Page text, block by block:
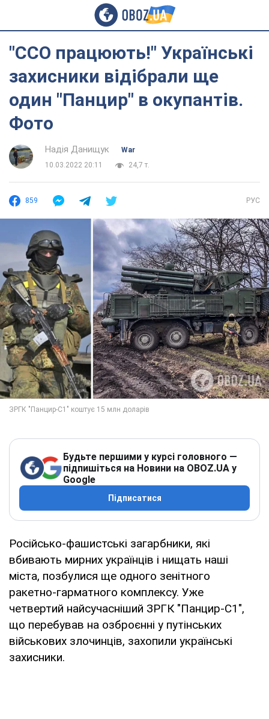
"ССО працюють!" Українські
захисники відібрали ще
один "Панцир" в окупантів.
Фото
Надія Данищук
War
10.03.2022 20:11
24,7 т.
859 РУС
Будьте першими у курсі головного —
підпишіться на Новини на OBOZ.UA у
Google
Підписатися
Російсько-фашистські загарбники, які
вбивають мирних українців і нищать наші
міста, позбулися ще одного зенітного
ракетно-гарматного комплексу. Уже
четвертий найсучасніший ЗРГК "Панцир-С1",
що перебував на озброєнні у путінських
військових злочинців, захопили українські
захисники.